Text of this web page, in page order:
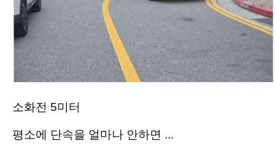
소화전 5미터
평소에 단속을 얼마나 안하면 ...